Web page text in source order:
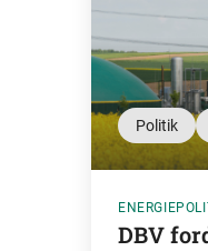
Politik
DBV